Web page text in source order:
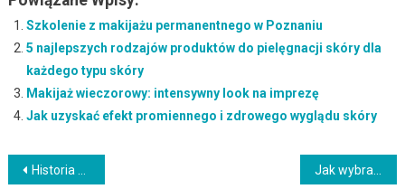
Szkolenie z makijażu permanentnego w Poznaniu
5 najlepszych rodzajów produktów do pielęgnacji skóry dla
każdego typu skóry
Makijaż wieczorowy: intensywny look na imprezę
Jak uzyskać efekt promiennego i zdrowego wyglądu skóry
Nawigacja
Historia Vichy: kluczowe wydarzenia, kolaboracja i dziedzictwo